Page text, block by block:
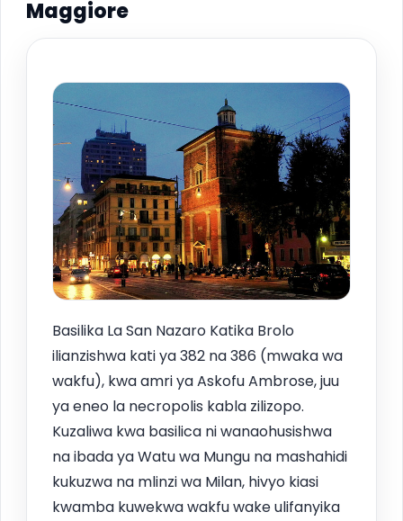
Maggiore
Basilika La San Nazaro Katika Brolo
ilianzishwa kati ya 382 na 386 (mwaka wa
wakfu), kwa amri ya Askofu Ambrose, juu
ya eneo la necropolis kabla zilizopo.
Kuzaliwa kwa basilica ni wanaohusishwa
na ibada ya Watu wa Mungu na mashahidi
kukuzwa na mlinzi wa Milan, hivyo kiasi
kwamba kuwekwa wakfu wake ulifanyika